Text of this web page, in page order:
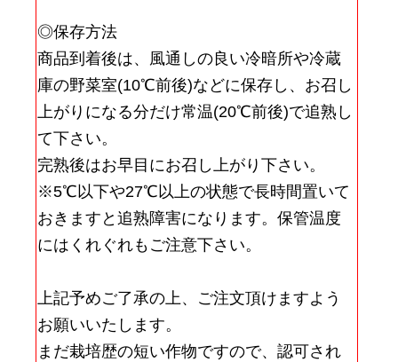
◎保存方法
商品到着後は、風通しの良い冷暗所や冷蔵
庫の野菜室(10℃前後)などに保存し、お召し
上がりになる分だけ常温(20℃前後)で追熟し
て下さい。
完熟後はお早目にお召し上がり下さい。
※5℃以下や27℃以上の状態で長時間置いて
おきますと追熟障害になります。保管温度
にはくれぐれもご注意下さい。
上記予めご了承の上、ご注文頂けますよう
お願いいたします。
まだ栽培歴の短い作物ですので、認可され